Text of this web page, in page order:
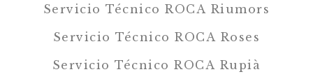
Servicio Técnico ROCA Riumors
Servicio Técnico ROCA Roses
Servicio Técnico ROCA Rupià